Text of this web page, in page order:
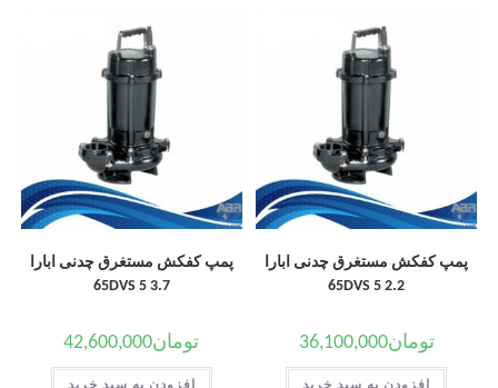
پمپ کفکش مستغرق چدنی ابارا
65DVS 5 2.2
تومان36,100,000
پمپ کفکش مستغرق چدنی ابارا
65DVS 5 3.7
تومان42,600,000